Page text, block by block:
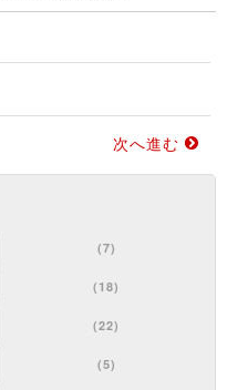
次へ進む
(7)
(18)
(22)
(5)